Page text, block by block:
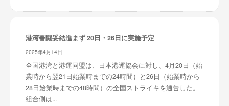
港湾春闘妥結進まず 20日・26日に実施予定
2025年4月14日
全国港湾と港運同盟は、日本港運協会に対し、4月20日（始
業時から翌21日始業時までの24時間）と26日（始業時から
28日始業時までの48時間）の全国ストライキを通告した。
組合側は...